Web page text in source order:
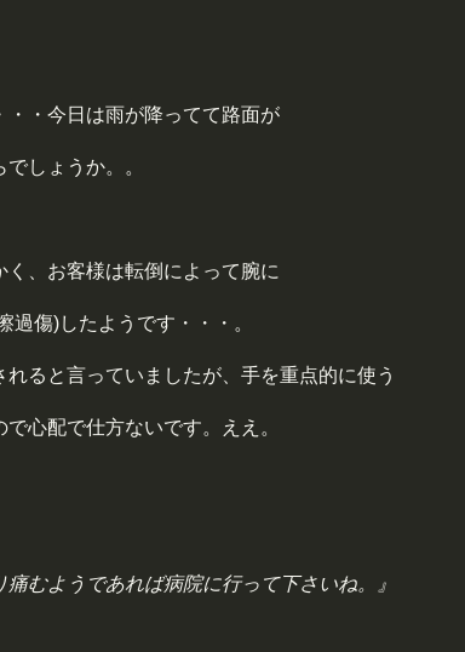
・・今日は雨が降ってて路面が
しょうか。。
く、お客様は転倒によって腕に
過傷)したようです・・・。
れると言っていましたが、手を重点的に使う
心配で仕方ないです。ええ。
痛むようであれば病院に行って下さいね。』